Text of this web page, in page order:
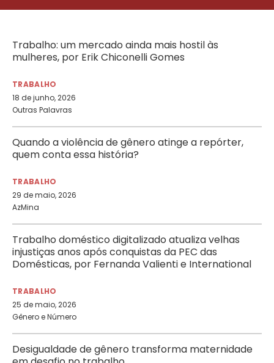
Trabalho: um mercado ainda mais hostil às
mulheres, por Erik Chiconelli Gomes
TRABALHO
18 de junho, 2026
Outras Palavras
Quando a violência de gênero atinge a repórter,
quem conta essa história?
TRABALHO
29 de maio, 2026
AzMina
Trabalho doméstico digitalizado atualiza velhas
injustiças anos após conquistas da PEC das
Domésticas, por Fernanda Valienti e International
TRABALHO
25 de maio, 2026
Gênero e Número
Desigualdade de gênero transforma maternidade